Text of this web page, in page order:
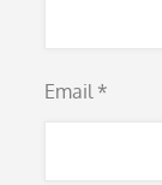
Email *